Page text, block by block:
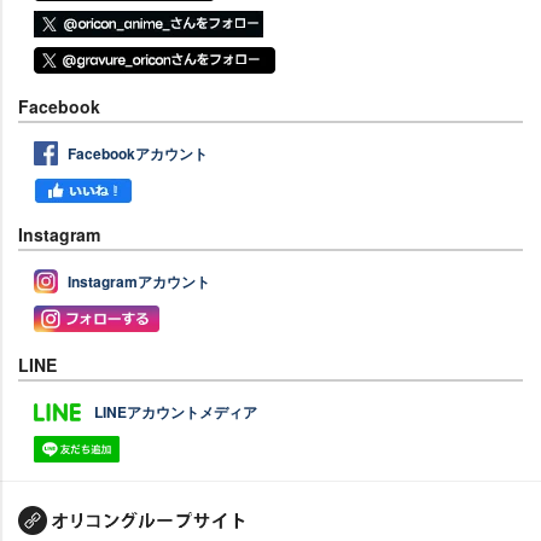
Facebook
Facebookアカウント
Instagram
Instagramアカウント
LINE
LINEアカウントメディア